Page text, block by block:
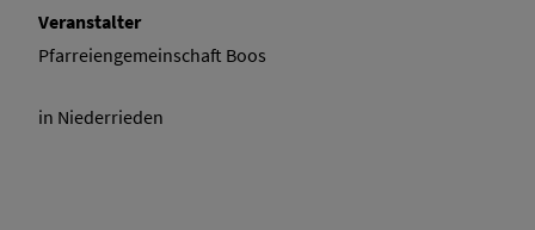
in Niederrieden
Veranstalter
Pfarreiengemeinschaft Boos